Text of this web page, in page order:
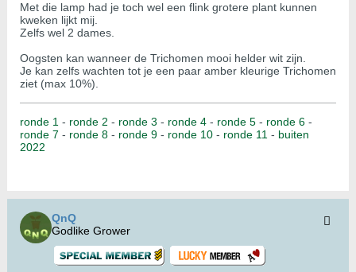
Met die lamp had je toch wel een flink grotere plant kunnen
kweken lijkt mij.
Zelfs wel 2 dames.
Oogsten kan wanneer de Trichomen mooi helder wit zijn.
Je kan zelfs wachten tot je een paar amber kleurige Trichomen
ziet (max 10%).
ronde 1 - ronde 2 - ronde 3 - ronde 4 - ronde 5 - ronde 6 -
ronde 7 - ronde 8 - ronde 9 - ronde 10 - ronde 11 - buiten
2022
QnQ
Godlike Grower